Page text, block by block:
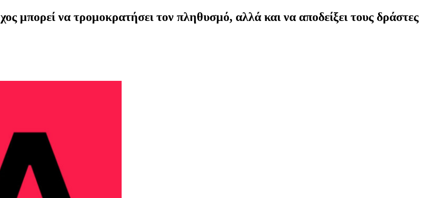
μπορεί να τρομοκρατήσει τον πληθυσμό, αλλά και να αποδείξει τους δράστες